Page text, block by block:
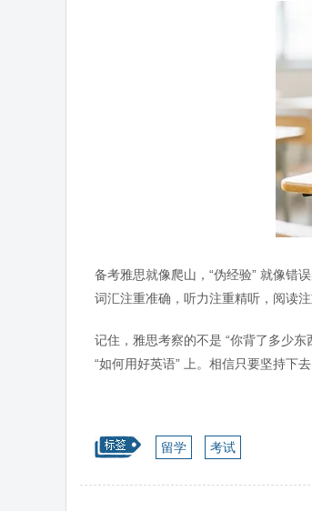
备考雅思就像爬山，“伪经验” 就像错
词汇注重准确，听力注重精听，阅读
记住，雅思考察的不是 “你背了多少东
“如何用好英语” 上。相信只要坚持下
留学 考试